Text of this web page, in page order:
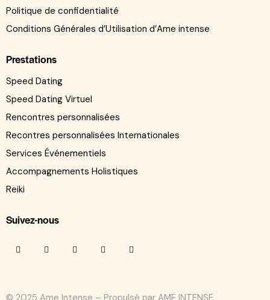
Politique de confidentialité
Conditions Générales d’Utilisation d’Ame intense
Prestations
Speed Dating
Speed Dating Virtuel
Rencontres personnalisées
Recontres personnalisées Internationales
Services Événementiels
Accompagnements Holistiques
Reiki
Suivez-nous